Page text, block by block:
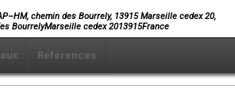
chemin des Bourrely, 13915 Marseille cedex 20,
BourrelyMarseille cedex 2013915France
Références